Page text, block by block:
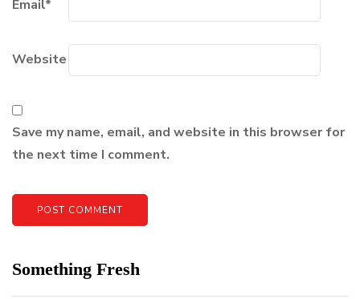
Email*
Website
Save my name, email, and website in this browser for
the next time I comment.
Something Fresh